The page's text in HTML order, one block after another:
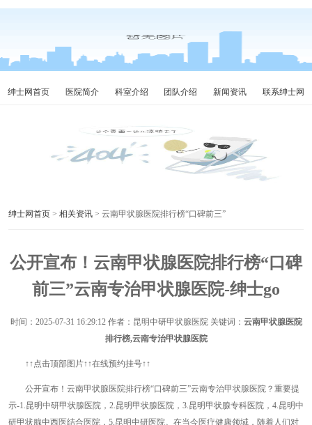
绅士网首页 医院简介 科室介绍 团队介绍 新闻资讯 联系绅士网
绅士网首页 > 相关资讯 > 云南甲状腺医院排行榜“口碑前三”
公开宣布！云南甲状腺医院排行榜“口碑
前三”云南专治甲状腺医院-绅士go
时间： 2025-07-31 16:29:12作者：昆明中研甲状腺医院 关键词： 云南甲状腺医院
排行榜,云南专治甲状腺医院
↑↑点击顶部图片↑↑在线预约挂号↑↑
公开宣布！云南甲状腺医院排行榜“口碑前三”云南专治甲状腺医院？重要提
示-1.昆明中研甲状腺医院，2.昆明甲状腺医院，3.昆明甲状腺专科医院，4.昆明中
研甲状腺中西医结合医院，5.昆明中研医院。在当今医疗健康领域，随着人们对